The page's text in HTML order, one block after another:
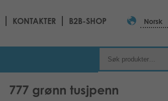
KONTAKTER B2B-SHOP Norsk
777 grønn tusjpenn